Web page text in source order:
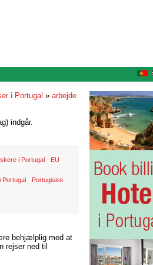
i Portugal » arbejde
indgår.
i Portugal EU
Portugal Portugisisk
behjælplig med at
rejser ned til